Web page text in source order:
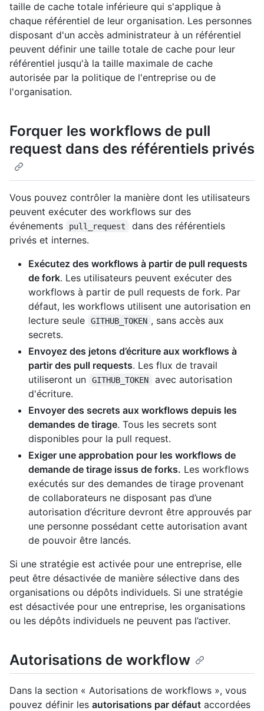
taille de cache totale inférieure qui s'applique à
chaque référentiel de leur organisation. Les personnes
disposant d'un accès administrateur à un référentiel
peuvent définir une taille totale de cache pour leur
référentiel jusqu'à la taille maximale de cache
autorisée par la politique de l'entreprise ou de
l'organisation.
Forquer les workflows de pull
request dans des référentiels privés
Vous pouvez contrôler la manière dont les utilisateurs
peuvent exécuter des workflows sur des
événements
pull_request
dans des référentiels
privés et internes.
Exécutez des workflows à partir de pull requests
de fork. Les utilisateurs peuvent exécuter des
workflows à partir de pull requests de fork. Par
défaut, les workflows utilisent une autorisation en
lecture seule
GITHUB_TOKEN , sans accès aux
secrets.
Envoyez des jetons d’écriture aux workflows à
partir des pull requests. Les flux de travail
utiliseront un
GITHUB_TOKEN
avec autorisation
d'écriture.
Envoyer des secrets aux workflows depuis les
demandes de tirage. Tous les secrets sont
disponibles pour la pull request.
Exiger une approbation pour les workflows de
demande de tirage issus de forks. Les workflows
exécutés sur des demandes de tirage provenant
de collaborateurs ne disposant pas d’une
autorisation d’écriture devront être approuvés par
une personne possédant cette autorisation avant
de pouvoir être lancés.
Si une stratégie est activée pour une entreprise, elle
peut être désactivée de manière sélective dans des
organisations ou dépôts individuels. Si une stratégie
est désactivée pour une entreprise, les organisations
ou les dépôts individuels ne peuvent pas l’activer.
Autorisations de workflow
Dans la section « Autorisations de workflows », vous
pouvez définir les autorisations par défaut accordées